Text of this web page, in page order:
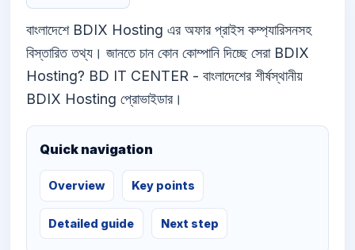
বাংলাদেশে BDIX Hosting এর অফার প্রাইস কম্প্যারিসনসহ
বিস্তারিত তথ্য। জানতে চান কোন কোম্পানি দিচ্ছে সেরা BDIX
Hosting? BD IT CENTER - বাংলাদেশের শীর্ষস্থানীয়
BDIX Hosting প্রোভাইডার।
Quick navigation
Overview Key points
Detailed guide Next step